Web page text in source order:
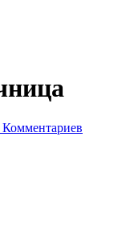
Комментариев